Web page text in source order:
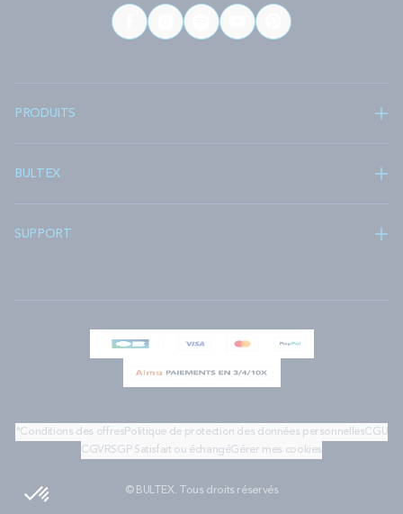
PRODUITS
BULTEX
SUPPORT
*Conditions des offresPolitique de protection des données personnellesCGU
CGV RSGP Satisfait ou échangéGérer mes cookies
© BULTEX. Tous droits réservés